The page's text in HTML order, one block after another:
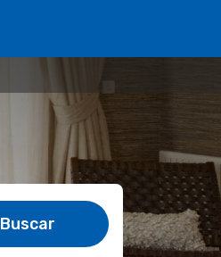
Buscar